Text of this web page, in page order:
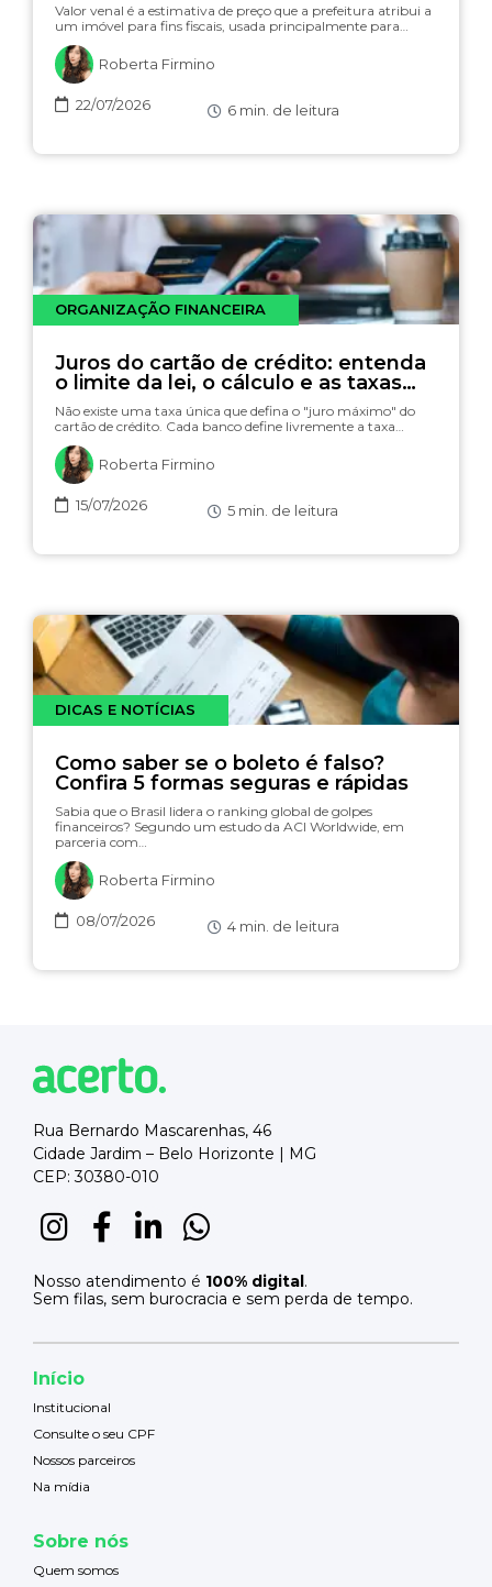
Valor venal é a estimativa de preço que a prefeitura atribui a
um imóvel para fins fiscais, usada principalmente para…
Roberta Firmino
22/07/2026 6 min. de leitura
ORGANIZAÇÃO FINANCEIRA
Juros do cartão de crédito: entenda
o limite da lei, o cálculo e as taxas
(com simulador)
Não existe uma taxa única que defina o "juro máximo" do
cartão de crédito. Cada banco define livremente a taxa…
Roberta Firmino
15/07/2026 5 min. de leitura
DICAS E NOTÍCIAS
Como saber se o boleto é falso?
Confira 5 formas seguras e rápidas
Sabia que o Brasil lidera o ranking global de golpes
financeiros? Segundo um estudo da ACI Worldwide, em
parceria com…
Roberta Firmino
08/07/2026 4 min. de leitura
Rua Bernardo Mascarenhas, 46
Cidade Jardim – Belo Horizonte | MG
CEP: 30380-010
Nosso atendimento é 100% digital .
Sem filas, sem burocracia e sem perda de tempo.
Início
Institucional
Consulte o seu CPF
Nossos parceiros
Na mídia
Sobre nós
Quem somos